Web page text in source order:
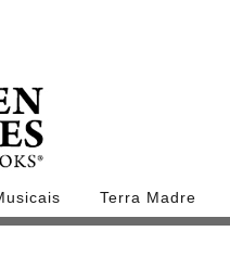
Terra Madre